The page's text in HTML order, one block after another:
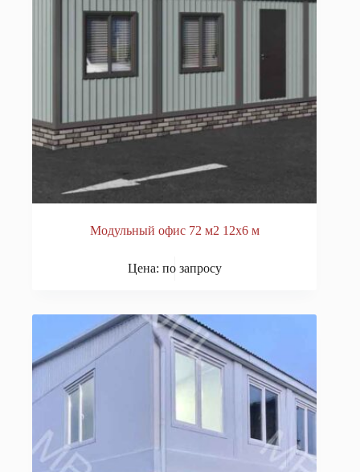
Модульный офис 72 м2 12х6 м
Цена: по запросу